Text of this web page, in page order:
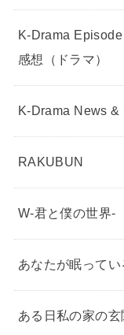
K-Drama
感想（ドラマ）
K-Drama News &
RAKUBUN
W-君と僕の世界-
あなたが眠ってい
ある日私の家の